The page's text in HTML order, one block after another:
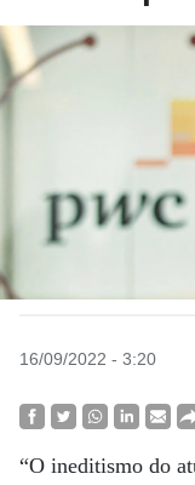
16/09/2022 - 3:20
“O ineditismo do